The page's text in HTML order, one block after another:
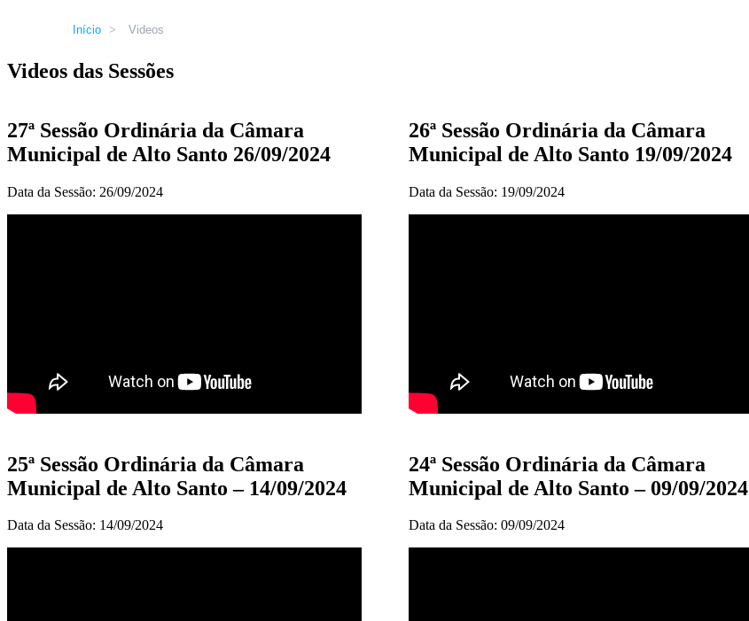
Início > Videos
Videos das Sessões
27ª Sessão Ordinária da Câmara
Municipal de Alto Santo 26/09/2024
Data da Sessão: 26/09/2024
26ª Sessão Ordinária da Câmara
Municipal de Alto Santo 19/09/2024
Data da Sessão: 19/09/2024
25ª Sessão Ordinária da Câmara
Municipal de Alto Santo – 14/09/2024
Data da Sessão: 14/09/2024
24ª Sessão Ordinária da Câmara
Municipal de Alto Santo – 09/09/2024
Data da Sessão: 09/09/2024